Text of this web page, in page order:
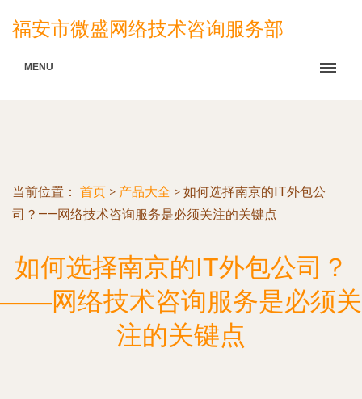
福安市微盛网络技术咨询服务部
MENU
当前位置： 首页 > 产品大全 > 如何选择南京的IT外包公
司？——网络技术咨询服务是必须关注的关键点
如何选择南京的IT外包公司？
——网络技术咨询服务是必须关
注的关键点